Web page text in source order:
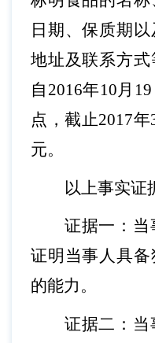
日期、保质期以
地址及联系方
自2016年10月
点，截止2017
元。
以上事实证
证据一：当
证明当事人具
的能力。
证据二：